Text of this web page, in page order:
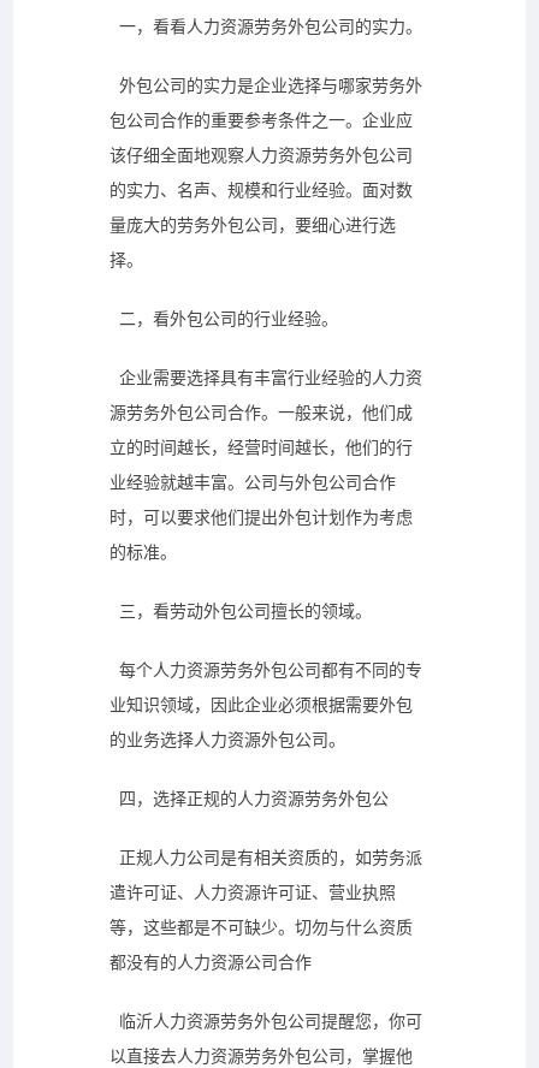
一，看看人力资源劳务外包公司的实力。
外包公司的实力是企业选择与哪家劳务外
包公司合作的重要参考条件之一。企业应
该仔细全面地观察人力资源劳务外包公司
的实力、名声、规模和行业经验。面对数
量庞大的劳务外包公司，要细心进行选
择。
二，看外包公司的行业经验。
企业需要选择具有丰富行业经验的人力资
源劳务外包公司合作。一般来说，他们成
立的时间越长，经营时间越长，他们的行
业经验就越丰富。公司与外包公司合作
时，可以要求他们提出外包计划作为考虑
的标准。
三，看劳动外包公司擅长的领域。
每个人力资源劳务外包公司都有不同的专
业知识领域，因此企业必须根据需要外包
的业务选择人力资源外包公司。
四，选择正规的人力资源劳务外包公
正规人力公司是有相关资质的，如劳务派
遣许可证、人力资源许可证、营业执照
等，这些都是不可缺少。切勿与什么资质
都没有的人力资源公司合作
临沂人力资源劳务外包公司提醒您，你可
以直接去人力资源劳务外包公司，掌握他